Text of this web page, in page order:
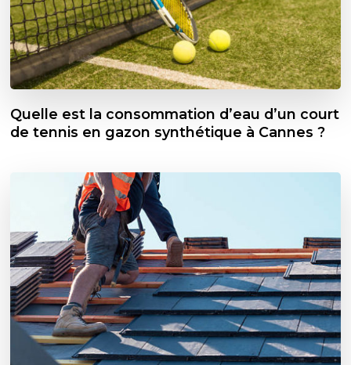
Quelle est la consommation d’eau d’un court
de tennis en gazon synthétique à Cannes ?